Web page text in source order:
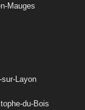
Mauges
Layon
du-Bois